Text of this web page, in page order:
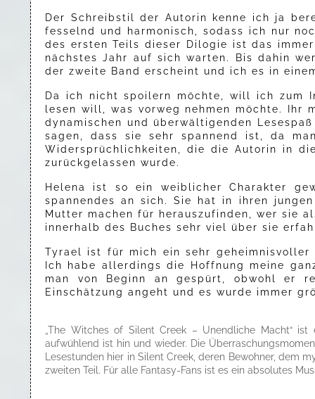
Der Schreibstil der Autorin kenne ich ja
fesselnd und harmonisch, sodass ich nur
des ersten Teils dieser Dilogie ist das
nächstes Jahr auf sich warten. Bis dahin
der zweite Band erscheint und ich es in
Da ich nicht spoilern möchte, will ich zum
lesen will, was vorweg nehmen möchte.
dynamischen und überwältigenden
sagen, dass sie sehr spannend ist, da
Widersprüchlichkeiten, die die Autorin in
zurückgelassen wurde.
Helena ist so ein weiblicher Charakter
spannendes an sich. Sie hat in ihren
Mutter machen für herauszufinden, wer sie
innerhalb des Buches sehr viel über sie
Tyrael ist für mich ein sehr geheimnisvoller
Ich habe allerdings die Hoffnung meine
man von Beginn an gespürt, obwohl er
Einschätzung angeht und es wurde immer
„The Witches of Silent Creek – Unendliche Macht“
aufwühlend ist hin und wieder. Die
Lesestunden hier in Silent Creek, deren Bewohner,
zweiten Teil. Für alle Fantasy-Fans ist es ein absolutes